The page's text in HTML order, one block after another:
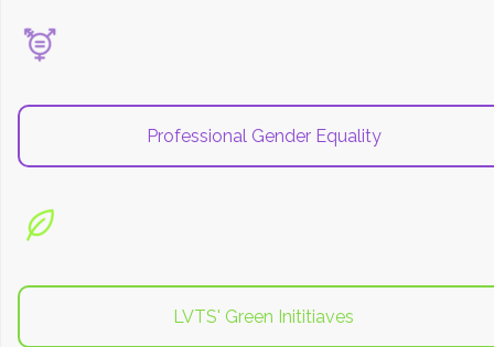
Professional Gender Equality
LVTS' Green Inititiaves